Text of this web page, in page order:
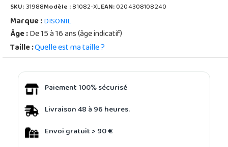
SKU:31988Modèle :81082-XLEAN:0204308108240
Marque :DISONIL
Âge :De 15 à 16 ans (âge indicatif)
Taille :Quelle est ma taille ?
Paiement 100% sécurisé
Livraison 48 à 96 heures.
Envoi gratuit > 90 €